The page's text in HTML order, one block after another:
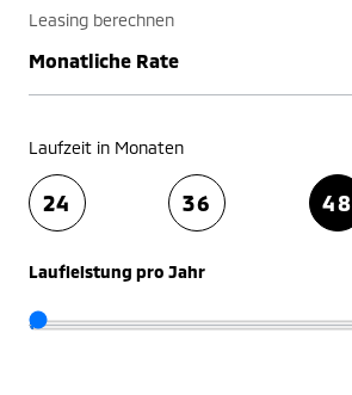
Leasing berechnen
Monatliche Rate
Laufzeit in Monaten
24 36 48
Laufleistung pro Jahr